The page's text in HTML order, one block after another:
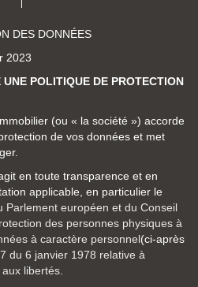
DES DONNÉES
2023
UNE POLITIQUE DE PROTECTION
(ou « la société ») accorde
de vos données et met
en toute transparence et en
applicable, en particulier le
Parlement européen et du Conseil
des personnes physiques à
à caractère personnel(ci-après
du 6 janvier 1978 relative à
libertés